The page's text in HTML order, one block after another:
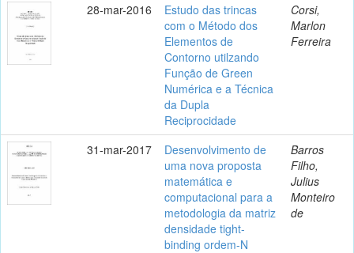
28-mar-2016
Estudo das trincas
com o Método dos
Elementos de
Contorno utilzando
Função de Green
Numérica e a Técnica
da Dupla
Reciprocidade
Corsi,
Marlon
Ferreira
31-mar-2017
Desenvolvimento de
uma nova proposta
matemática e
computacional para a
metodologia da matriz
densidade tight-
binding ordem-N
Barros
Filho,
Julius
Monteiro
de